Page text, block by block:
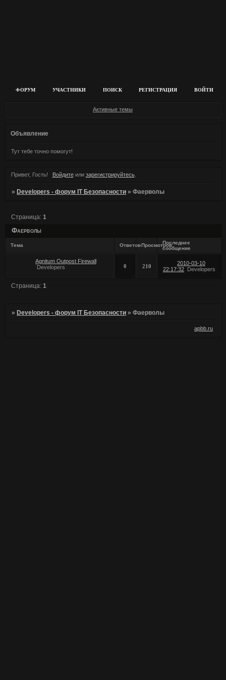
ФОРУМ УЧАСТНИКИ ПОИСК РЕГИСТРАЦИЯ ВОЙТИ
Активные темы
Объявление
Тут тебе точно помогут!
Привет, Гость! Войдитеили зарегистрируйтесь.
» Developers - форум IT Безопасности »Фаерволы
Фаерволы
Страница:1
Тема ОтветовПросмотровПоследнее
сообщение
Agnitum Outpost Firewall
Developers
0 210
2010-03-10
22:17:32 Developers
Страница:1
»Developers - форум IT Безопасности »Фаерволы
apbb.ru